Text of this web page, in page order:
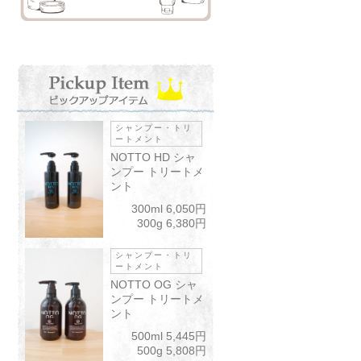
シャンプー・トリ
ートメント
NOTTO HD シャ
ンプー トリートメ
ント
300ml 6,050円
300g 6,380円
シャンプー・トリ
ートメント
NOTTO OG シャ
ンプー トリートメ
ント
500ml 5,445円
500g 5,808円